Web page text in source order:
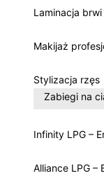
Laminacja
Makijaż
Stylizacja rzęs
Zabiegi na
Infinity LPG –
Alliance LPG –